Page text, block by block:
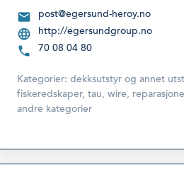
post@egersund-heroy.no
http://egersundgroup.no
70 08 04 80
Kategorier:dekksutstyr og annet
fiskeredskaper, tau, wire,
andre kategorier